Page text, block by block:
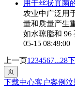
用于丝状真菌
农业中广泛用
量和质量产生
如水琼脂和 96
05-15 08:49:00
上一页1 234567...28
下载中心客户案例汶